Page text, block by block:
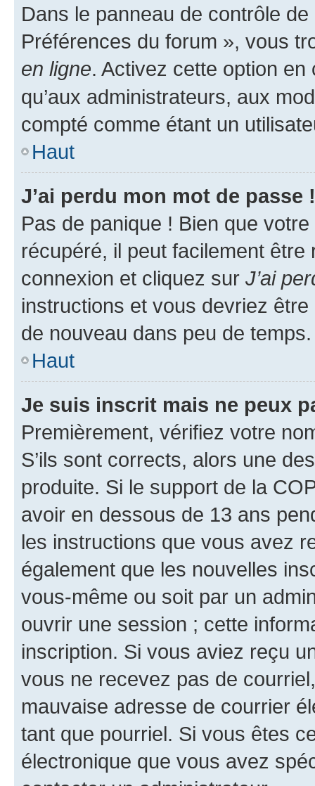
Dans le panneau de contrôle
Préférences du forum », vous
en ligne. Activez cette option
qu’aux administrateurs, aux
compté comme étant un
Haut
J’ai perdu mon mot de passe !
Pas de panique ! Bien que
récupéré, il peut facilement
connexion et cliquez sur J’ai
instructions et vous devriez
de nouveau dans peu de temps.
Haut
Je suis inscrit mais ne peux
Premièrement, vérifiez votre
S’ils sont corrects, alors une
produite. Si le support de la
avoir en dessous de 13 ans
les instructions que vous avez
également que les nouvelles
vous-même ou soit par un
ouvrir une session ; cette
inscription. Si vous aviez reçu
vous ne recevez pas de
mauvaise adresse de courrier
tant que pourriel. Si vous êtes
électronique que vous avez